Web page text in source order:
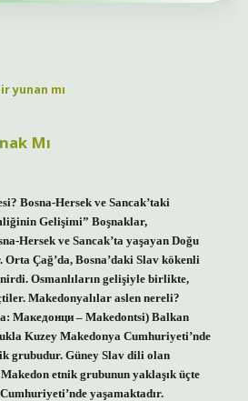
yunan mı
Mı
Bosna-Hersek ve Sancak’taki
Gelişimi” Boşnaklar,
Hersek ve Sancak’ta yaşayan Doğu
Çağ’da, Bosna’daki Slav kökenli
Osmanlıların gelişiyle birlikte,
Makedonyalılar aslen nereli?
Македонци – Makedontsi) Balkan
Kuzey Makedonya Cumhuriyeti’nde
grubudur. Güney Slav dili olan
etnik grubunun yaklaşık üçte
yaşamaktadır.